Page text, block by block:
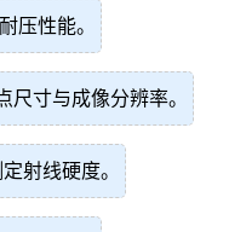
压性能。
寸与成像分辨率。
射线硬度。